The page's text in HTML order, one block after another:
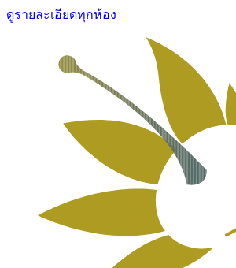
ดูรายละเอียดทุกห้อง